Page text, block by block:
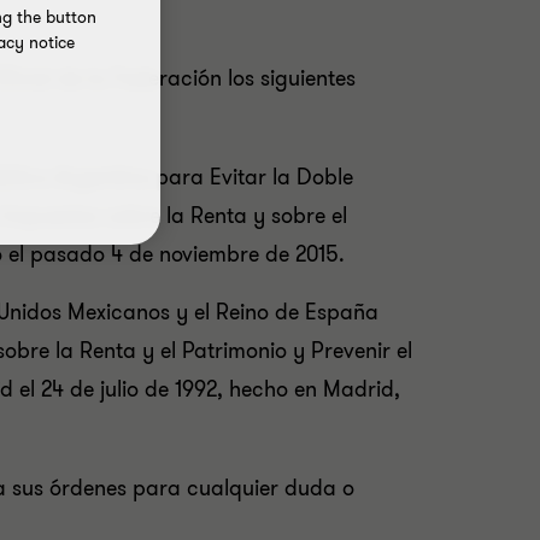
de la Federación los siguientes
Argentina para Evitar la Doble
sobre la Renta y sobre el
pasado 4 de noviembre de 2015.
Mexicanos y el Reino de España
la Renta y el Patrimonio y Prevenir el
24 de julio de 1992, hecho en Madrid,
sus órdenes para cualquier duda o
the button
notice